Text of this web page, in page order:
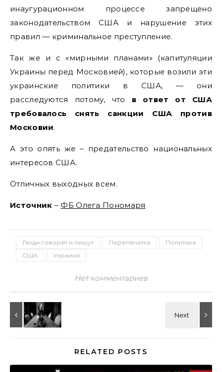
инаугурационном процессе запрещено
законодательством США и нарушение этих
правил — криминальное преступление.
Так же и с «мирными планами» (капитуляции
Украины перед Московией), которые возили эти
украинские политики в США, — они
расследуются потому, что в ответ от США
требовалось снять санкции США против
Московии.
А это опять же – предательство национальных
интересов США.
Отличных выходных всем.
Источник – ФБ Олега Пономаря
Люди говорят и пишут Перепечатка
Политика
США
Украина
Нет комментариев
RELATED POSTS